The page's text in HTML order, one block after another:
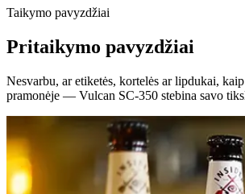
Taikymo pavyzdžiai
Pritaikymo pavyzdžiai
Nesvarbu, ar etiketės, kortelės ar lipdukai,
pramonėje — Vulcan SC-350 stebina savo